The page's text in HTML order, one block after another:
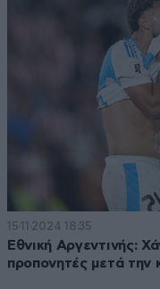
15·11·2024 18:35
Εθνική Αργεντινής:
προπονητές μετά την